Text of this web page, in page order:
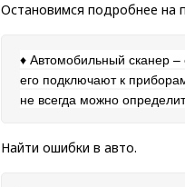
Остановимся подробнее на
♦ Автомобильный сканер –
его подключают к
не всегда можно
Найти ошибки в авто.